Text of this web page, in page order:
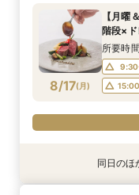
8/16(日
9:30
8/16(日
10:00
8/16(日
10:00
8/16(日
9:30
8/16(日
9:30
8/16(日
9:30
8/16(日
9:30
8/17(月)
【月曜
階段×ド
所要時
9:30
特典あり
特典あり
衣装試着 特典
特典あり
衣装試着 特典
同日のほ